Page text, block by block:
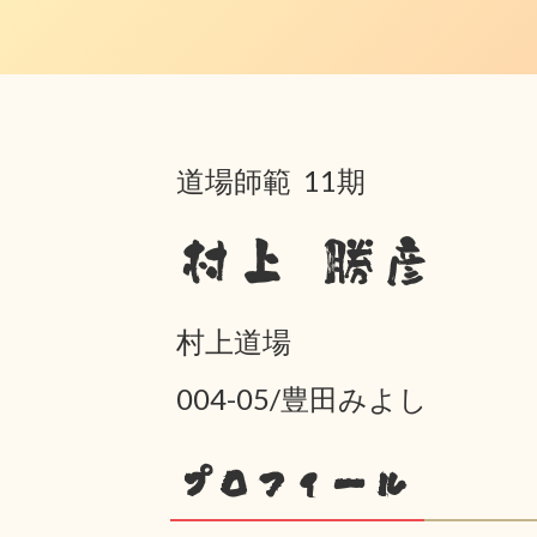
道場師範 11期
村上 勝彦
村上道場
004-05/豊田みよし
プロフィール